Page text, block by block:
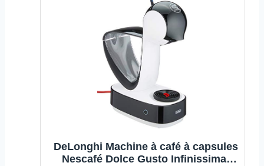
DeLonghi Machine à café à capsules
Nescafé Dolce Gusto Infinissima,